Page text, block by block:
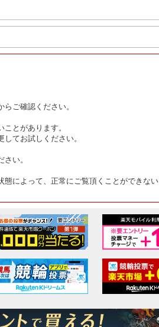
ご確認ください。
とがあります。
てお試しください。
い。
によって、正常にご覧頂くことができな